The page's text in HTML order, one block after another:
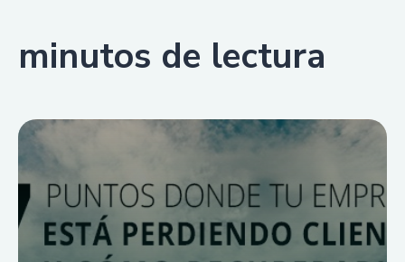
minutos de lectura